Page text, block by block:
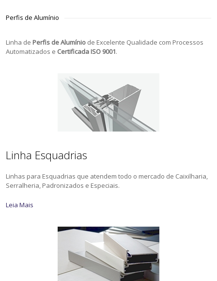
Perfis de Alumínio
Linha de Perfis de Alumínio de Excelente Qualidade com Processos
Automatizados e Certificada ISO 9001.
Linha Esquadrias
Linhas para Esquadrias que atendem todo o mercado de Caixilharia,
Serralheria, Padronizados e Especiais.
Leia Mais